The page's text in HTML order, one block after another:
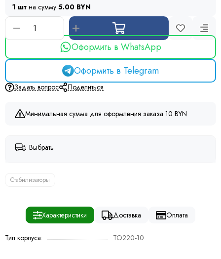
1 шт на сумму 5.00 BYN
Оформить в WhatsApp
Оформить в Telegram
Задать вопрос Поделиться
Минимальная сумма для оформления заказа 10 BYN
Выбрать
Стабилизаторы
Характеристики Доставка Оплата
Тип корпуса: TO220-10